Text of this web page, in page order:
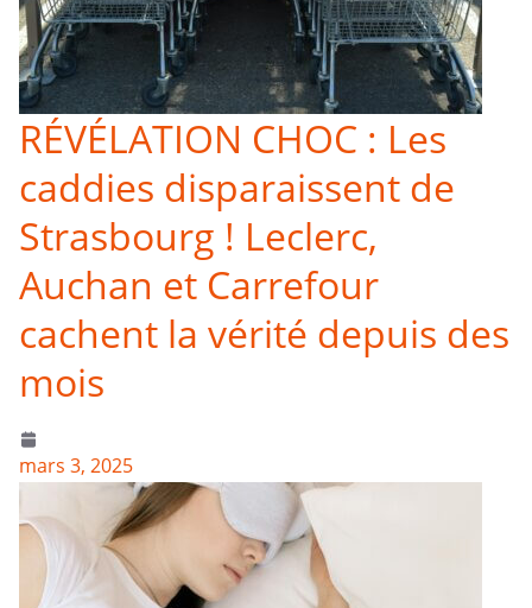
RÉVÉLATION CHOC : Les
caddies disparaissent de
Strasbourg ! Leclerc,
Auchan et Carrefour
cachent la vérité depuis des
mois
mars 3, 2025